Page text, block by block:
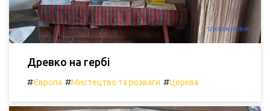
Древко на гербі
#Європа #Мистецтво та розваги #Церква